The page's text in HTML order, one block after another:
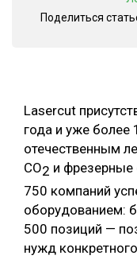
Lasercut
года и уже более
отечественным
СО2 и фрезерные
750 компаний
оборудованием:
500 позиций —
нужд
Поделиться